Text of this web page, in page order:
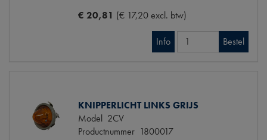
€ 20,81 (€ 17,20 excl. btw)
Info Bestel
KNIPPERLICHT LINKS GRIJS
Model 2CV
Productnummer 1800017